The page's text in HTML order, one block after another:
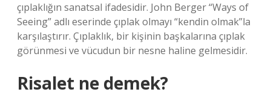
çıplaklığın sanatsal ifadesidir. John Berger “Ways of
Seeing” adlı eserinde çıplak olmayı “kendin olmak”la
karşılaştırır. Çıplaklık, bir kişinin başkalarına çıplak
görünmesi ve vücudun bir nesne haline gelmesidir.
Risalet ne demek?